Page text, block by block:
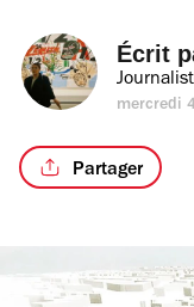
Écrit
mercredi
Partager